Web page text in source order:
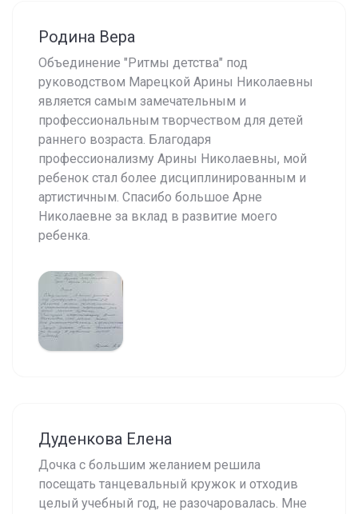
Родина Вера
Объединение "Ритмы детства" под
руководством Марецкой Арины Николаевны
является самым замечательным и
профессиональным творчеством для детей
раннего возраста. Благодаря
профессионализму Арины Николаевны, мой
ребенок стал более дисциплинированным и
артистичным. Спасибо большое Арне
Николаевне за вклад в развитие моего
ребенка.
Дуденкова Елена
Дочка с большим желанием решила
посещать танцевальный кружок и отходив
целый учебный год, не разочаровалась. Мне